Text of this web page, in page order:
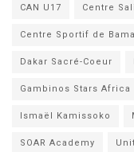
CAN U17 Centre
Centre Sportif de
Dakar Sacré-Coeur
Gambinos Stars Africa
Ismaël Kamissoko
SOAR Academy